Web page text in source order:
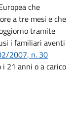
che
a tre mesi e che
tramite
i familiari aventi
2007, n. 30
21 anni o a carico